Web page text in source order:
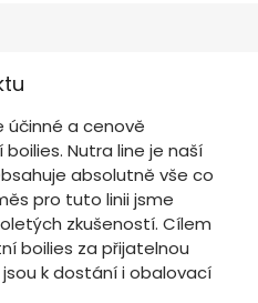
účinné a cenově
Nutra line je naší
absolutně vše co
pro tuto linii jsme
zkušeností. Cílem
boilies za přijatelnou
k dostání i obalovací